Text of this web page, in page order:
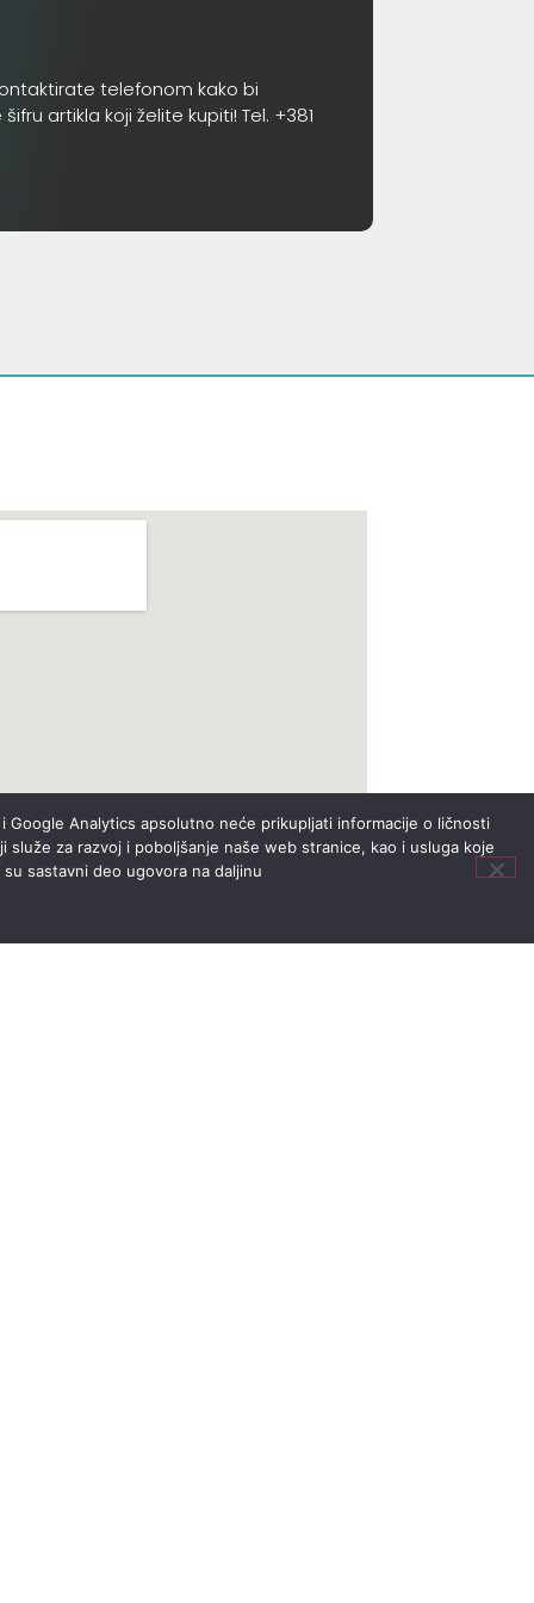
telefonom kako bi
artikla koji želite kupiti! Tel. +381
Analytics apsolutno neće prikupljati informacije o ličnosti
za razvoj i poboljšanje naše web stranice, kao i usluga koje
sastavni deo ugovora na daljinu